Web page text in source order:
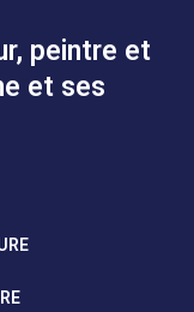
peintre et
et ses